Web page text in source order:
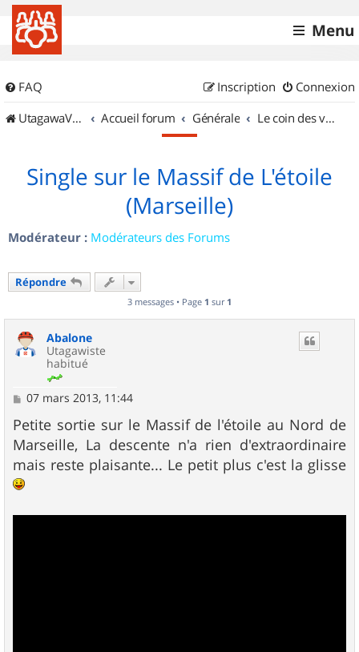
Menu
FAQ Connexion
Inscription
UtagawaVTT (Randos VTT et VTTAE avec traces GPS)
Accueil forum Générale Le coin des vidéastes
Single sur le Massif de L'étoile
(Marseille)
Modérateur : Modérateurs des Forums
Répondre
3 messages • Page 1 sur 1
Abalone
Utagawiste
habitué
M
s
s
a
g
e
07 mars 2013, 11:44
Petite sortie sur le Massif de l'étoile au Nord de
Marseille, La descente n'a rien d'extraordinaire
mais reste plaisante... Le petit plus c'est la glisse